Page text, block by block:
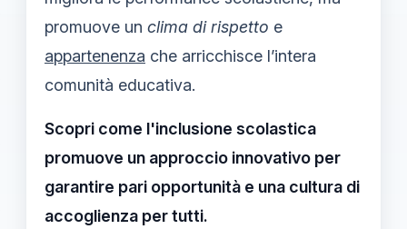
promuove un clima di rispetto e
appartenenza che arricchisce l’intera
comunità educativa.
Scopri come l'inclusione scolastica
promuove un approccio innovativo per
garantire pari opportunità e una cultura di
accoglienza per tutti.